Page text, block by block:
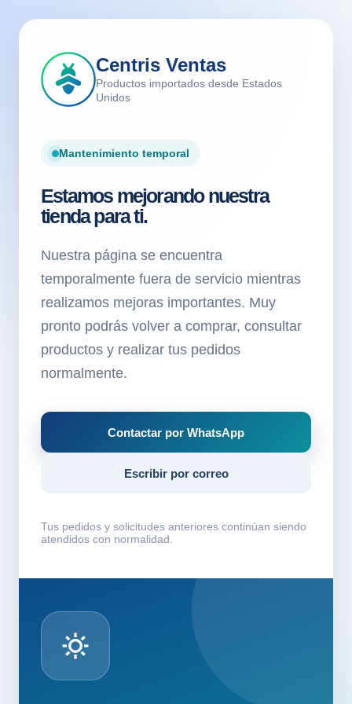
Centris Ventas
Productos importados desde Estados
Unidos
Mantenimiento temporal
Estamos mejorando nuestra
tienda para ti.
Nuestra página se encuentra
temporalmente fuera de servicio mientras
realizamos mejoras importantes. Muy
pronto podrás volver a comprar, consultar
productos y realizar tus pedidos
normalmente.
Contactar por WhatsApp
Escribir por correo
Tus pedidos y solicitudes anteriores continúan siendo
atendidos con normalidad.